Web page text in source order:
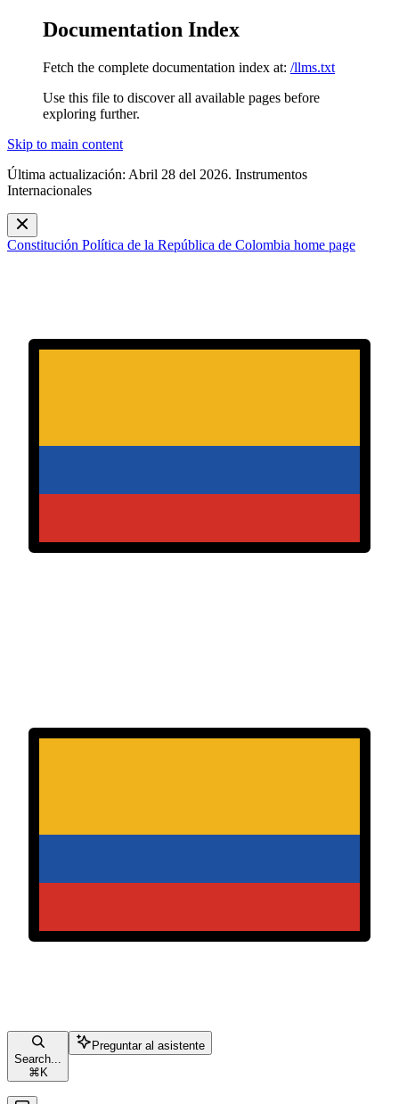
Documentation Index
Fetch the complete documentation index at: /llms.txt
Use this file to discover all available pages before
exploring further.
Skip to main content
Última actualización: Abril 28 del 2026. Instrumentos
Internacionales
Constitución Política de la República de Colombia home page
Search...
⌘ K
Preguntar al asistente